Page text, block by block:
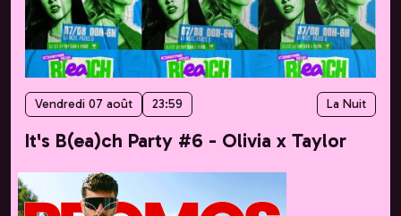
Vendredi 07 août 23:59 La Nuit
It's B(ea)ch Party #6 - Olivia x Taylor